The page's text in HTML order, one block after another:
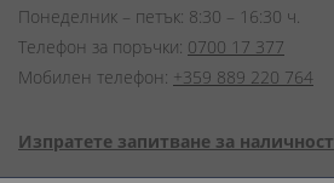
Понеделник – петък: 8:30 – 16:30 ч.
Телефон за поръчки: 0700 17 377
Мобилен телефон: +359 889 220 764
Изпратете запитване за наличност